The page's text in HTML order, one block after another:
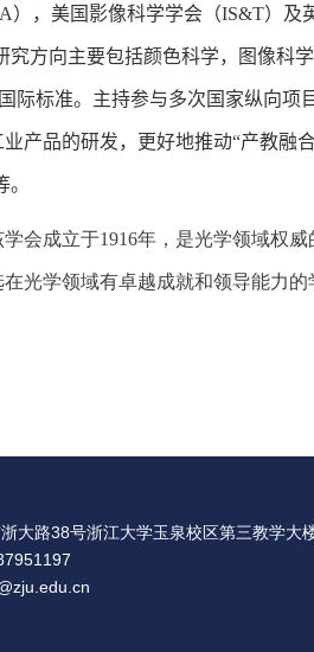
），美国影像科学学会（IS&T）及
究方向主要包括颜色科学，图像科
国际标准。主持参与多次国家纵向项
产品的研发，更好地推动“产教融
。
会成立于1916年，是光学领域权
光学领域有卓越成就和领导能力的
大路38号浙江大学玉泉校区第三教学大